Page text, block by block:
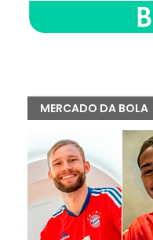
MERCADO DA BOLA